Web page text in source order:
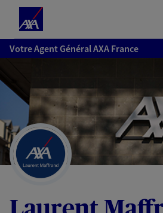
Accéder
au
Accéder
au
pied
de
page
Votre Agent Général AXA France